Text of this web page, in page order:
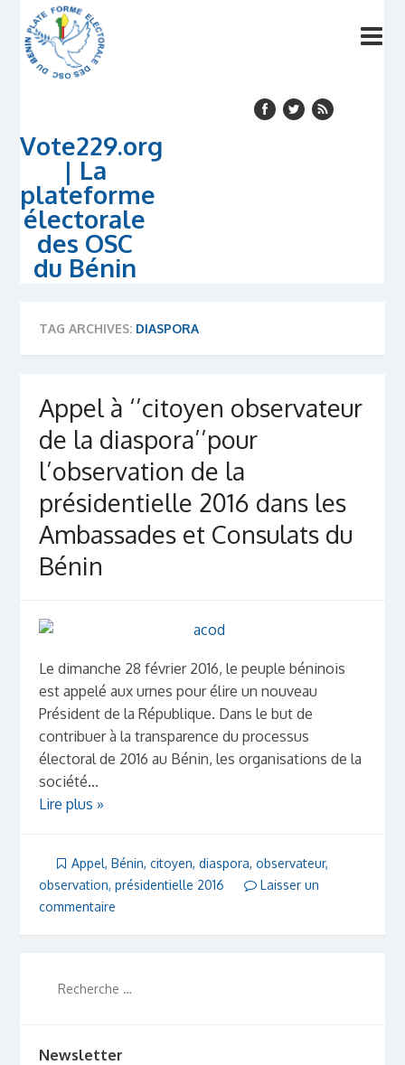
Vote229.org
| La
plateforme
électorale
des OSC
du Bénin
TAG ARCHIVES: DIASPORA
Appel à ‘’citoyen observateur
de la diaspora’’pour
l’observation de la
présidentielle 2016 dans les
Ambassades et Consulats du
Bénin
Le dimanche 28 février 2016, le peuple béninois
est appelé aux urnes pour élire un nouveau
Président de la République. Dans le but de
contribuer à la transparence du processus
électoral de 2016 au Bénin, les organisations de la
société...
Lire plus »
Appel, Bénin, citoyen, diaspora, observateur,
observation, présidentielle 2016
Laisser un
commentaire
Newsletter